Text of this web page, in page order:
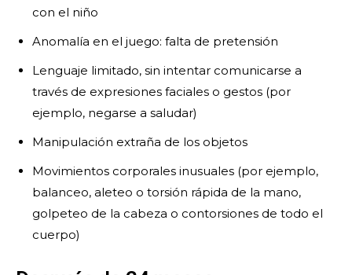
con el niño
Anomalía en el juego: falta de pretensión
Lenguaje limitado, sin intentar comunicarse a
través de expresiones faciales o gestos (por
ejemplo, negarse a saludar)
Manipulación extraña de los objetos
Movimientos corporales inusuales (por ejemplo,
balanceo, aleteo o torsión rápida de la mano,
golpeteo de la cabeza o contorsiones de todo el
cuerpo)